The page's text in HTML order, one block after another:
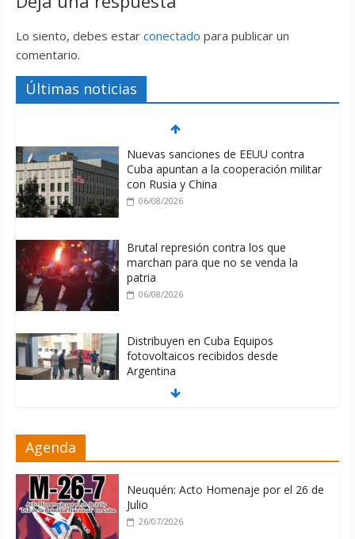
Lo siento, debes estar conectado para publicar un
comentario.
Últimas noticias
Nuevas sanciones de EEUU contra
Cuba apuntan a la cooperación militar
con Rusia y China
06/08/2026
Brutal represión contra los que
marchan para que no se venda la
patria
06/08/2026
Distribuyen en Cuba Equipos
fotovoltaicos recibidos desde
Argentina
06/08/2026
06/08/2026
Agenda
Neuquén: Acto Homenaje por el 26 de
Julio
26/07/2026